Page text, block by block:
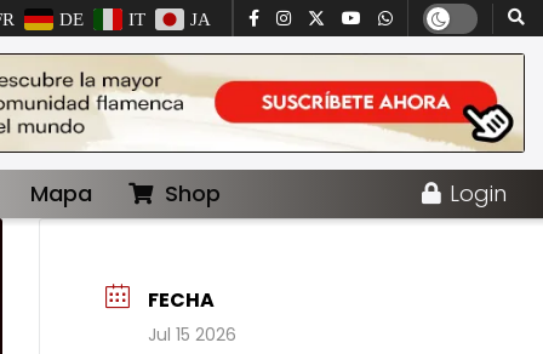
DE IT JA
Mapa Shop Login
FECHA
Jul 15 2026